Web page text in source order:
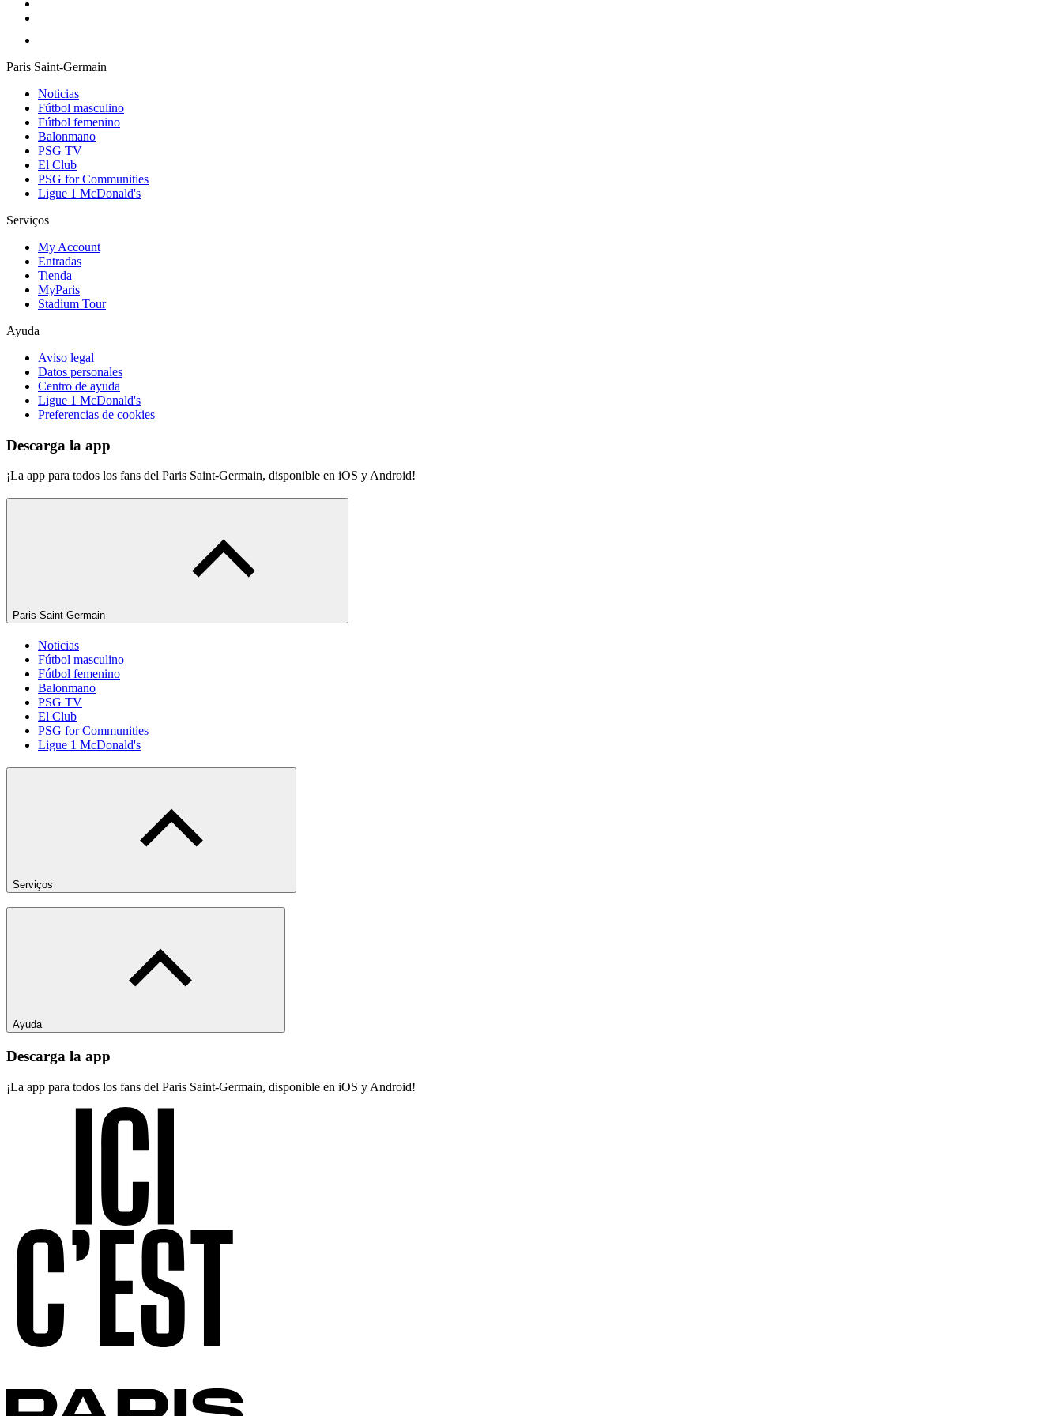
Paris Saint-Germain
Noticias
Fútbol masculino
Fútbol femenino
Balonmano
PSG TV
El Club
PSG for Communities
Ligue 1 McDonald's
Serviços
My Account
Entradas
Tienda
MyParis
Stadium Tour
Ayuda
Aviso legal
Datos personales
Centro de ayuda
Ligue 1 McDonald's
Preferencias de cookies
Descarga la app
¡La app para todos los fans del Paris Saint-Germain, disponible en iOS y Android!
Paris Saint-Germain
Noticias
Fútbol masculino
Fútbol femenino
Balonmano
PSG TV
El Club
PSG for Communities
Ligue 1 McDonald's
Serviços
Ayuda
Descarga la app
¡La app para todos los fans del Paris Saint-Germain, disponible en iOS y Android!